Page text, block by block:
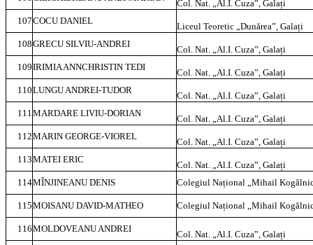
Col. Nat. „Al.I. Cuza”, Galați
107COCU DANIEL
Liceul Teoretic „Dunărea”, Galați
108GRECU SILVIU-ANDREI
Col. Nat. „Al.I. Cuza”, Galați
109IRIMIA ANNCHRISTIN TEDI
Col. Nat. „Al.I. Cuza”, Galați
110LUNGU ANDREI-TUDOR
Col. Nat. „Al.I. Cuza”, Galați
111MARDARE LIVIU-DORIAN
Col. Nat. „Al.I. Cuza”, Galați
112MARIN GEORGE-VIOREL
Col. Nat. „Al.I. Cuza”, Galați
113MATEI ERIC
Col. Nat. „Al.I. Cuza”, Galați
114MÎNJINEANU DENIS Colegiul Național „Mihail
115MOISANU DAVID-MATHEO Colegiul Național „Mihail
116MOLDOVEANU ANDREI
Col. Nat. „Al.I. Cuza”, Galați